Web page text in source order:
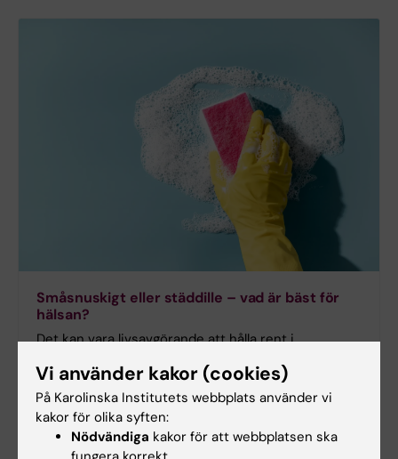
Småsnuskigt eller städdille – vad är bäst för
hälsan?
Det kan vara livsavgörande att hålla rent i
intervjuas forskarna som tar städning på rent allvar.
Vi använder kakor (cookies)
På Karolinska Institutets webbplats använder vi
kakor för olika syften:
Nödvändiga kakor för att webbplatsen ska